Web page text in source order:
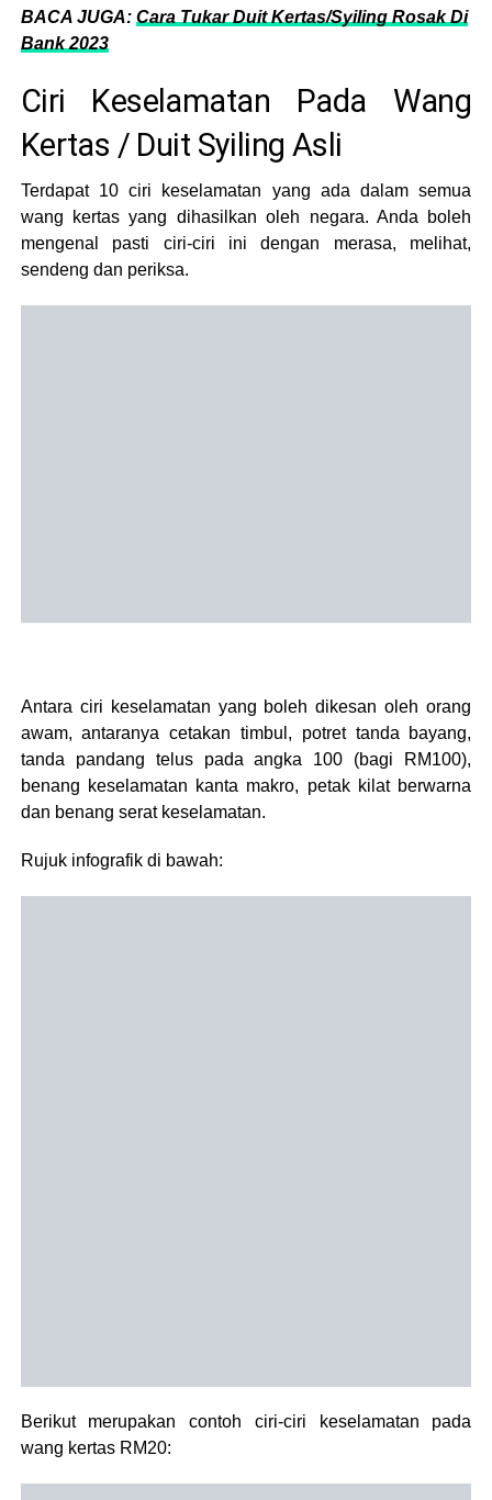
BACA JUGA: Cara Tukar Duit Kertas/Syiling Rosak Di
Bank 2023
Ciri Keselamatan Pada Wang
Kertas / Duit Syiling Asli
Terdapat 10 ciri keselamatan yang ada dalam semua
wang kertas yang dihasilkan oleh negara. Anda boleh
mengenal pasti ciri-ciri ini dengan merasa, melihat,
sendeng dan periksa.
Antara ciri keselamatan yang boleh dikesan oleh orang
awam, antaranya cetakan timbul, potret tanda bayang,
tanda pandang telus pada angka 100 (bagi RM100),
benang keselamatan kanta makro, petak kilat berwarna
dan benang serat keselamatan.
Rujuk infografik di bawah:
Berikut merupakan contoh ciri-ciri keselamatan pada
wang kertas RM20: